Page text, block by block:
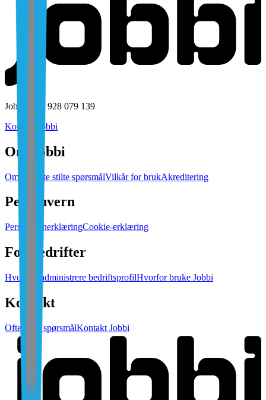
Jobbi AS • 928 079 139
Kontakt Jobbi
Om Jobbi
Om oss Ofte stilte spørsmålVilkår for brukAkreditering
Personvern
PersonvernerklæringCookie-erklæring
For bedrifter
Hvordan administrere bedriftsprofilHvorfor bruke Jobbi
Kontakt
Ofte stilte spørsmålKontakt Jobbi